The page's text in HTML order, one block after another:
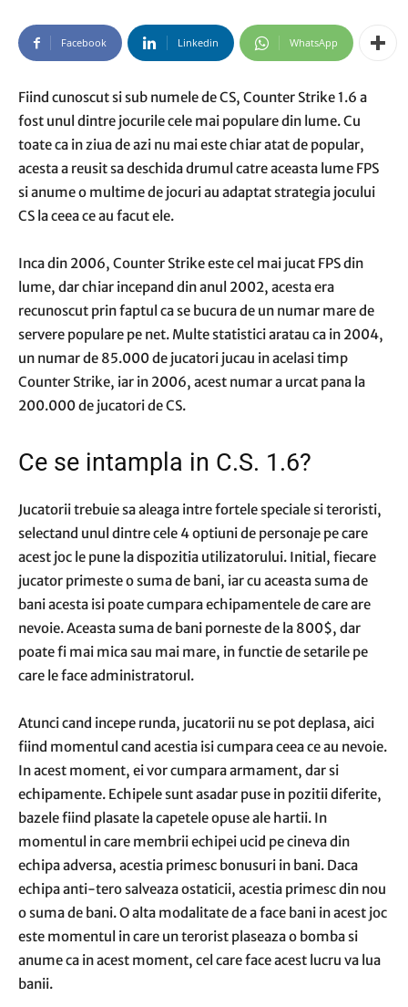
Facebook Linkedin WhatsApp
Fiind cunoscut si sub numele de CS, Counter Strike 1.6 a
fost unul dintre jocurile cele mai populare din lume. Cu
toate ca in ziua de azi nu mai este chiar atat de popular,
acesta a reusit sa deschida drumul catre aceasta lume FPS
si anume o multime de jocuri au adaptat strategia jocului
CS la ceea ce au facut ele.
Inca din 2006, Counter Strike este cel mai jucat FPS din
lume, dar chiar incepand din anul 2002, acesta era
recunoscut prin faptul ca se bucura de un numar mare de
servere populare pe net. Multe statistici aratau ca in 2004,
un numar de 85.000 de jucatori jucau in acelasi timp
Counter Strike, iar in 2006, acest numar a urcat pana la
200.000 de jucatori de CS.
Ce se intampla in C.S. 1.6?
Jucatorii trebuie sa aleaga intre fortele speciale si teroristi,
selectand unul dintre cele 4 optiuni de personaje pe care
acest joc le pune la dispozitia utilizatorului. Initial, fiecare
jucator primeste o suma de bani, iar cu aceasta suma de
bani acesta isi poate cumpara echipamentele de care are
nevoie. Aceasta suma de bani porneste de la 800$, dar
poate fi mai mica sau mai mare, in functie de setarile pe
care le face administratorul.
Atunci cand incepe runda, jucatorii nu se pot deplasa, aici
fiind momentul cand acestia isi cumpara ceea ce au nevoie.
In acest moment, ei vor cumpara armament, dar si
echipamente. Echipele sunt asadar puse in pozitii diferite,
bazele fiind plasate la capetele opuse ale hartii. In
momentul in care membrii echipei ucid pe cineva din
echipa adversa, acestia primesc bonusuri in bani. Daca
echipa anti-tero salveaza ostaticii, acestia primesc din nou
o suma de bani. O alta modalitate de a face bani in acest joc
este momentul in care un terorist plaseaza o bomba si
anume ca in acest moment, cel care face acest lucru va lua
banii.